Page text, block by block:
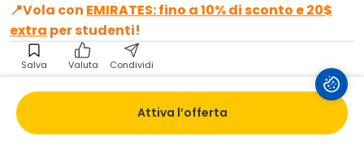
📍Vola con EMIRATES: fino a 10% di sconto e 20$
extra per studenti!
Salva Valuta Condividi
Risparmia con La Feltrinelli
Bonus 500€
Attiva l’offerta